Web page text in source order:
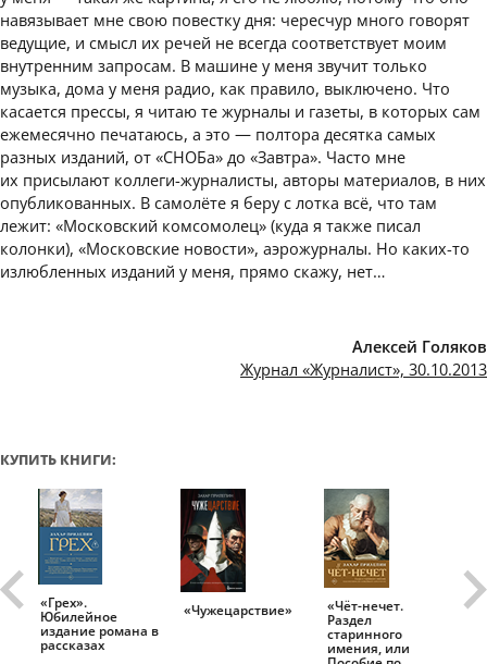
навязывает мне свою повестку дня: чересчур много говорят
ведущие, и смысл их речей не всегда соответствует моим
внутренним запросам. В машине у меня звучит только
музыка, дома у меня радио, как правило, выключено. Что
касается прессы, я читаю те журналы и газеты, в которых сам
ежемесячно печатаюсь, а это — полтора десятка самых
разных изданий, от «СНОБа» до «Завтра». Часто мне
их присылают коллеги-журналисты, авторы материалов, в них
опубликованных. В самолёте я беру с лотка всё, что там
лежит: «Московский комсомолец» (куда я также писал
колонки), «Московские новости», аэрожурналы. Но каких-то
излюбленных изданий у меня, прямо скажу, нет…
Алексей Голяков
Журнал «Журналист», 30.10.2013
КУПИТЬ КНИГИ:
«Грех».
Юбилейное
издание романа в
рассказах
«Чужецарствие» «Чёт-нечет.
Раздел
старинного
имения, или